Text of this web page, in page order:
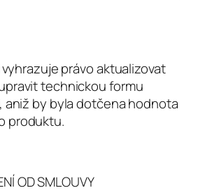
právo aktualizovat
technickou formu
by byla dotčena hodnota
produktu.
OD SMLOUVY